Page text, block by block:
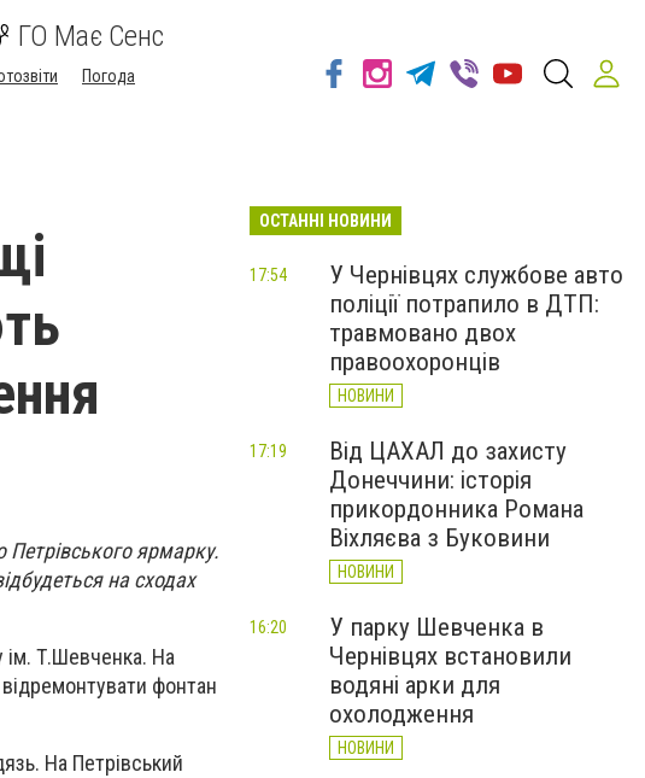
ГО Має Сенс
Погода
Петрівського ярмарку.
на сходах
ім. Т.Шевченка. На
фонтан
На Петрівський
ОСТАННІ НОВИНИ
У Чернівцях службове авто
поліції потрапило в ДТП:
травмовано двох
правоохоронців
НОВИНИ
17:54
Від ЦАХАЛ до захисту
Донеччини: історія
прикордонника Романа
Віхляєва з Буковини
НОВИНИ
17:19
У парку Шевченка в
Чернівцях встановили
водяні арки для
охолодження
НОВИНИ
16:20